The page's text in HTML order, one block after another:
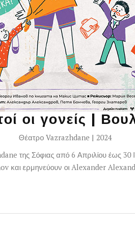
οι γονείς |
Θέατρο Vazrazhdane | 2024
της Σόφιας από 6 Απριλίου έως 30
και ερμηνεύουν οι Alexander